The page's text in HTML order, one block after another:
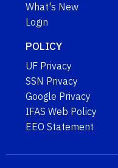
What's New
Login
POLICY
UF Privacy
SSN Privacy
Google Privacy
IFAS Web Policy
EEO Statement